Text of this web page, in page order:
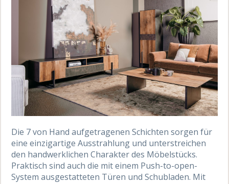
Die 7 von Hand aufgetragenen Schichten sorgen für
eine einzigartige Ausstrahlung und unterstreichen
den handwerklichen Charakter des Möbelstücks.
Praktisch sind auch die mit einem Push-to-open-
System ausgestatteten Türen und Schubladen. Mit